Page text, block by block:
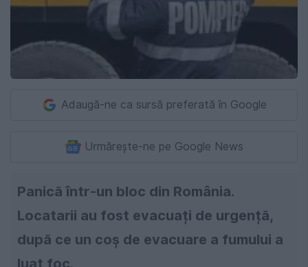
Adaugă-ne ca sursă preferată în Google
Urmărește-ne pe Google News
Panică într-un bloc din România.
Locatarii au fost evacuați de urgență,
după ce un coș de evacuare a fumului a
luat foc.